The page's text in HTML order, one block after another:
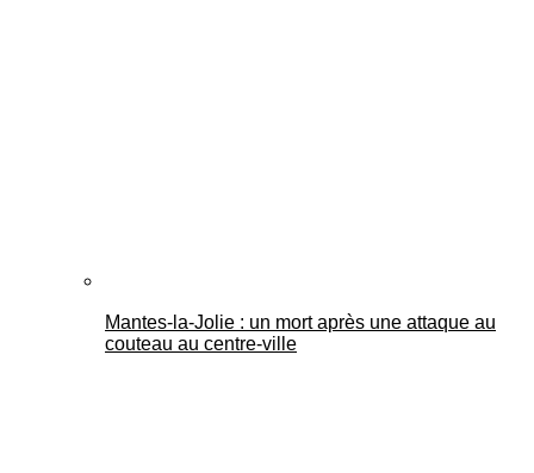
Mantes-la-Jolie : un mort après une attaque au
couteau au centre-ville